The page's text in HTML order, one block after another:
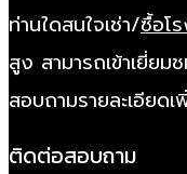
ท่านใดสนใจเช่า/ซื้อโ
สูง สามารถเข้าเยี่ย
สอบถามรายละเอียดเ
ติดต่อสอบถาม